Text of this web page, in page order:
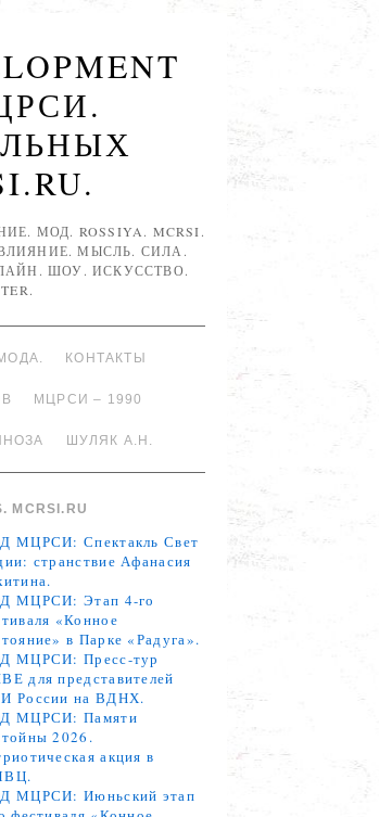
МОД. ROSSIYA. MCRSI.
МЫСЛЬ. СИЛА.
ШОУ. ИСКУССТВО.
КОНТАКТЫ
МЦРСИ – 1990
ШУЛЯК А.Н.
MCRSI.RU
МЦРСИ: Спектакль Свет
странствие Афанасия
МЦРСИ: Этап 4-го
«Конное
в Парке «Радуга».
МЦРСИ: Пресс-тур
для представителей
России на ВДНХ.
МЦРСИ: Памяти
2026.
акция в
МЦРСИ: Июньский этап